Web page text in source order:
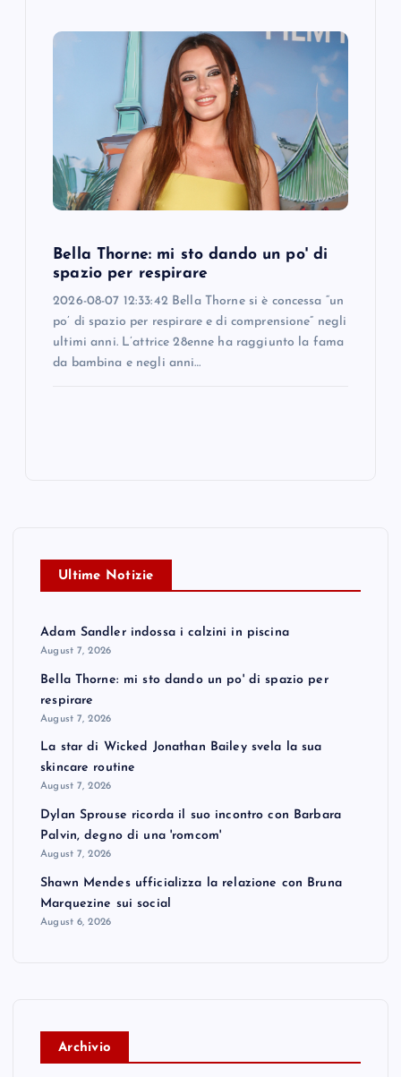
Bella Thorne: mi sto dando un po' di
spazio per respirare
2026-08-07 12:33:42 Bella Thorne si è concessa “un
po’ di spazio per respirare e di comprensione” negli
ultimi anni. L’attrice 28enne ha raggiunto la fama
da bambina e negli anni…
Ultime Notizie
Adam Sandler indossa i calzini in piscina
August 7, 2026
Bella Thorne: mi sto dando un po' di spazio per
respirare
August 7, 2026
La star di Wicked Jonathan Bailey svela la sua
skincare routine
August 7, 2026
Dylan Sprouse ricorda il suo incontro con Barbara
Palvin, degno di una 'romcom'
August 7, 2026
Shawn Mendes ufficializza la relazione con Bruna
Marquezine sui social
August 6, 2026
Archivio